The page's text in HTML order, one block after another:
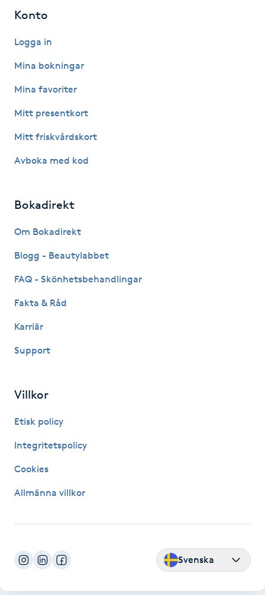
Kemisk peeling
Keratinbehandling
Kinesisk medicin
Klippning
Klippning ungdom
Kosmetisk tatuering
Kroppspeeling
Laserbehandling
Lashlift Keratin
Konto
Logga in
Mina bokningar
Mina favoriter
Mitt presentkort
Mitt friskvårdskort
Avboka med kod
Bokadirekt
Om Bokadirekt
Blogg - Beautylabbet
FAQ - Skönhetsbehandlingar
Fakta & Råd
Karriär
Support
Villkor
Etisk policy
Integritetspolicy
Cookies
Allmänna villkor
Svenska